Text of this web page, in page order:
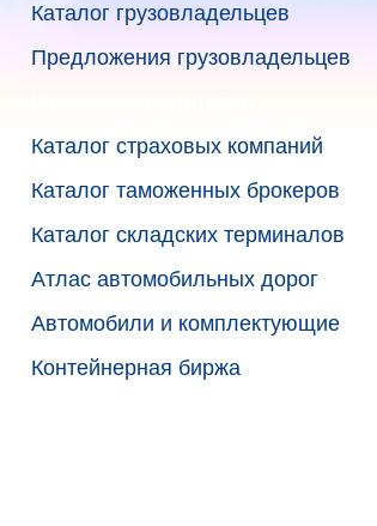
Каталог грузовладельцев
Предложения грузовладельцев
Каталог страховых компаний
Каталог таможенных брокеров
Каталог складских терминалов
Атлас автомобильных дорог
Автомобили и комплектующие
Контейнерная биржа